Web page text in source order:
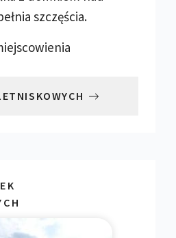
szczęścia.